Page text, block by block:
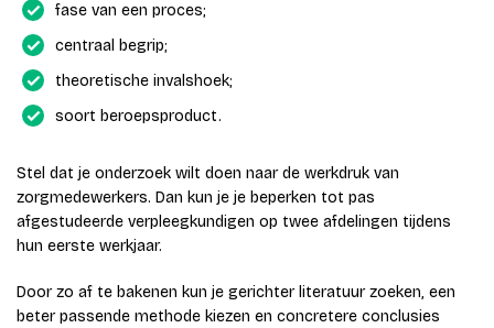
fase van een proces;
centraal begrip;
theoretische invalshoek;
soort beroepsproduct.
Stel dat je onderzoek wilt doen naar de werkdruk van
zorgmedewerkers. Dan kun je je beperken tot pas
afgestudeerde verpleegkundigen op twee afdelingen tijdens
hun eerste werkjaar.
Door zo af te bakenen kun je gerichter literatuur zoeken, een
beter passende methode kiezen en concretere conclusies